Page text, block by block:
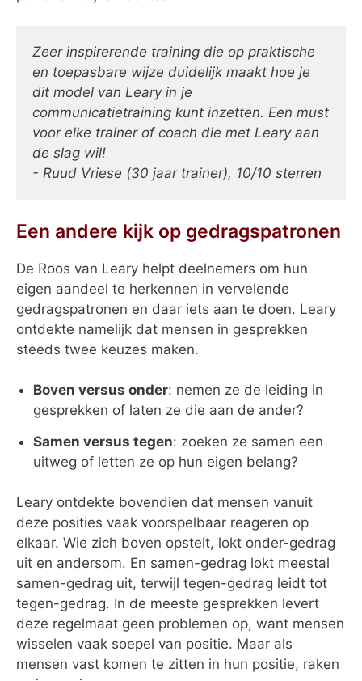
Zeer inspirerende training die op praktische
en toepasbare wijze duidelijk maakt hoe je
dit model van Leary in je
communicatietraining kunt inzetten. Een must
voor elke trainer of coach die met Leary aan
de slag wil!
- Ruud Vriese (30 jaar trainer), 10/10 sterren
Een andere kijk op gedragspatronen
De Roos van Leary helpt deelnemers om hun
eigen aandeel te herkennen in vervelende
gedragspatronen en daar iets aan te doen. Leary
ontdekte namelijk dat mensen in gesprekken
steeds twee keuzes maken.
Boven versus onder: nemen ze de leiding in
gesprekken of laten ze die aan de ander?
Samen versus tegen: zoeken ze samen een
uitweg of letten ze op hun eigen belang?
Leary ontdekte bovendien dat mensen vanuit
deze posities vaak voorspelbaar reageren op
elkaar. Wie zich boven opstelt, lokt onder-gedrag
uit en andersom. En samen-gedrag lokt meestal
samen-gedrag uit, terwijl tegen-gedrag leidt tot
tegen-gedrag. In de meeste gesprekken levert
deze regelmaat geen problemen op, want mensen
wisselen vaak soepel van positie. Maar als
mensen vast komen te zitten in hun positie, raken